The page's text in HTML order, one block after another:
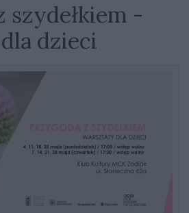
szydełkiem -
dzieci